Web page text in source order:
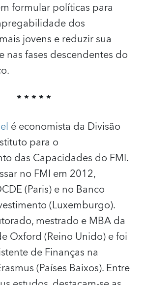
formular políticas para
dos
jovens e reduzir sua
fases descendentes do
* * * * *
é economista da Divisão
para o
das Capacidades do FMI.
no FMI em 2012,
(Paris) e no Banco
(Luxemburgo).
mestrado e MBA da
Oxford (Reino Unido) e foi
de Finanças na
(Países Baixos). Entre